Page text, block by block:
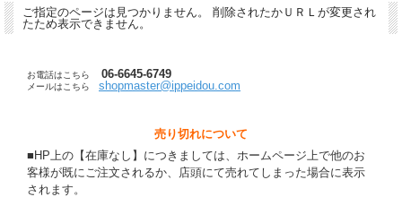
ご指定のページは見つかりません。 削除されたかＵＲＬが変更され
たため表示できません。
お電話はこちら 06-6645-6749
メールはこちら shopmaster@ippeidou.com
売り切れについて
■HP上の【在庫なし】につきましては、ホームページ上で他のお
客様が既にご注文されるか、店頭にて売れてしまった場合に表示
されます。